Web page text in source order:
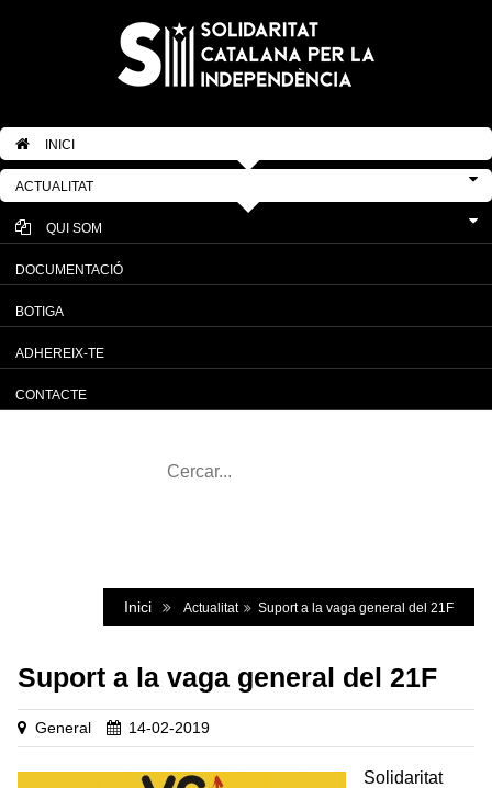
INICI
ACTUALITAT
QUI SOM
DOCUMENTACIÓ
BOTIGA
ADHEREIX-TE
CONTACTE
Inici Actualitat Suport a la vaga general del 21F
Suport a la vaga general del 21F
General 14-02-2019
Solidaritat